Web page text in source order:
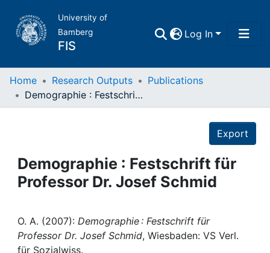
University of
Bamberg
FIS
Log In
Home
Projects
Institutions
Home Research Outputs
Publications
Demographie : Festschrift für Professor Dr. Josef Schmid
Export
Demographie : Festschrift für
Professor Dr. Josef Schmid
O. A. (2007): Demographie : Festschrift für
Professor Dr. Josef Schmid, Wiesbaden: VS Verl.
für Sozialwiss.